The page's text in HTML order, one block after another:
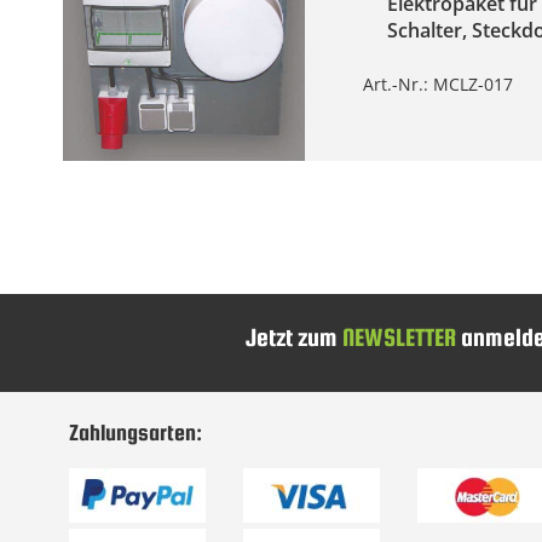
Schalter,
Art.-Nr.: MCLZ-017
Jetzt zum NEWSLETTER
Zahlungsarten: